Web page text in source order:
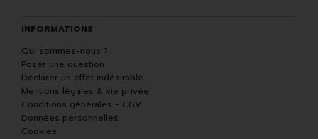
INFORMATIONS
Qui sommes-nous ?
Poser une question
Déclarer un effet indésirable
Mentions légales & vie privée
Conditions générales - CGV
Données personnelles
Cookies